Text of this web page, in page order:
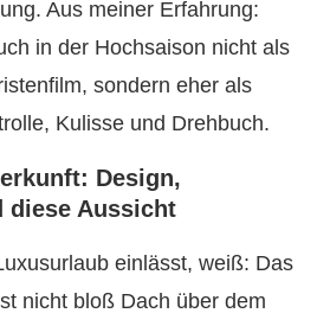
Aus meiner Erfahrung:
in der Hochsaison nicht als
sondern eher als
Kulisse und Drehbuch.
Design,
diese Aussicht
einlässt, weiß: Das
nicht bloß Dach über dem